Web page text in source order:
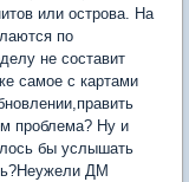
или острова. На
по
не составит
самое с картами
проблема? Ну и
бы услышать
ДМ